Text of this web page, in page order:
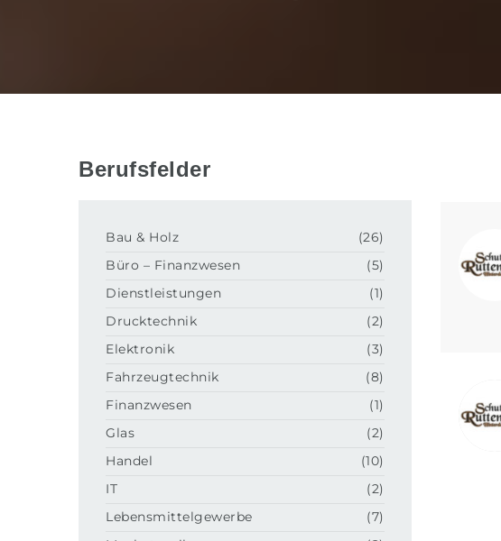
Berufsfelder
Bau & Holz
(26)
Büro – Finanzwesen
(5)
Dienstleistungen
(1)
Drucktechnik
(2)
Elektronik
(3)
Fahrzeugtechnik
(8)
Finanzwesen
(1)
Glas
(2)
Handel
(10)
IT
(2)
Lebensmittelgewerbe
(7)